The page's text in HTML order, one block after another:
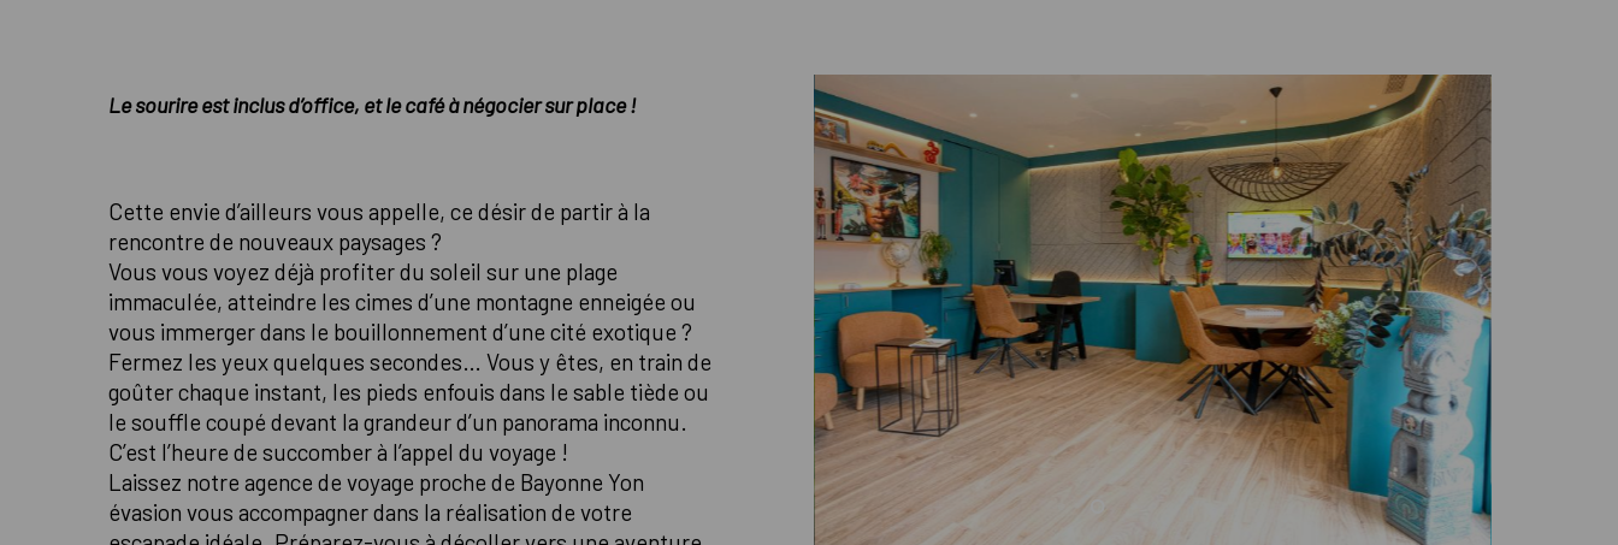
Le sourire est inclus d’office, et le café à négocier sur place !
Cette envie d’ailleurs vous appelle, ce désir de partir à la
rencontre de nouveaux paysages ?
Vous vous voyez déjà profiter du soleil sur une plage
immaculée, atteindre les cimes d’une montagne enneigée ou
vous immerger dans le bouillonnement d’une cité exotique ?
Fermez les yeux quelques secondes… Vous y êtes, en train de
goûter chaque instant, les pieds enfouis dans le sable tiède ou
le souffle coupé devant la grandeur d’un panorama inconnu.
C’est l’heure de succomber à l’appel du voyage !
Laissez notre agence de voyage proche de Bayonne Yon
évasion vous accompagner dans la réalisation de votre